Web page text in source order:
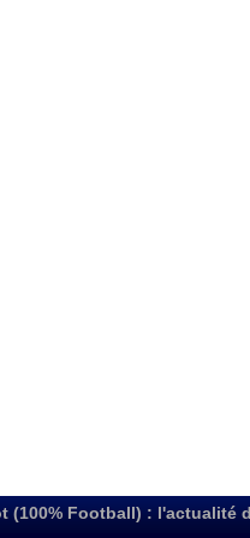
(100% Football) : l'actualité